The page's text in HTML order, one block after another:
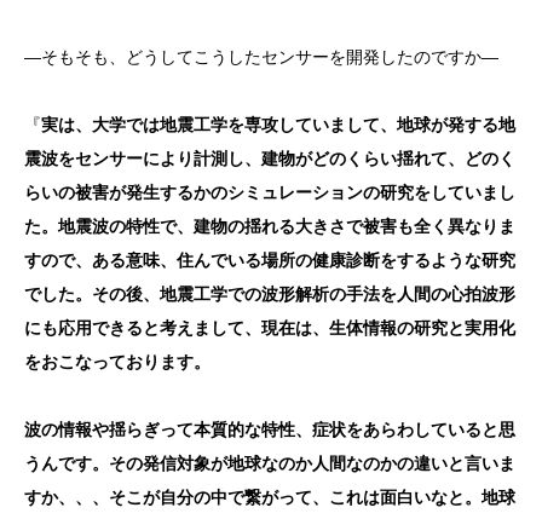
―そもそも、どうしてこうしたセンサーを開発したのですか―
『実は、大学では地震工学を専攻していまして、地球が発する地
震波をセンサーにより計測し、建物がどのくらい揺れて、どのく
らいの被害が発生するかのシミュレーションの研究をしていまし
た。地震波の特性で、建物の揺れる大きさで被害も全く異なりま
すので、ある意味、住んでいる場所の健康診断をするような研究
でした。その後、地震工学での波形解析の手法を人間の心拍波形
にも応用できると考えまして、現在は、生体情報の研究と実用化
をおこなっております。
波の情報や揺らぎって本質的な特性、症状をあらわしていると思
うんです。その発信対象が地球なのか人間なのかの違いと言いま
すか、、、そこが自分の中で繋がって、これは面白いなと。地球